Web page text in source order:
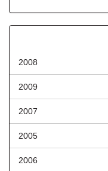
2008
2009
2007
2005
2006